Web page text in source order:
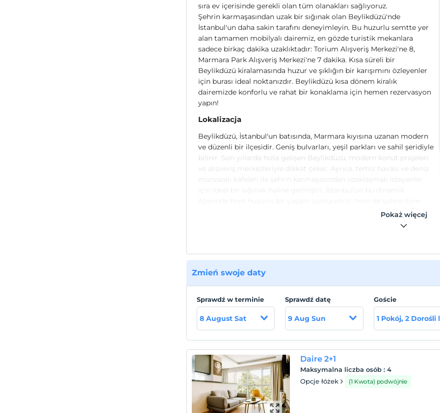
sıra ev içerisinde gerekli olan tüm olanakları sağlıyoruz.
Şehrin karmaşasından uzak bir sığınak olan Beylikdüzü'nde
İstanbul'un daha sakin tarafını deneyimleyin. Bu huzurlu semtte yer
alan tamamen mobilyalı dairemiz, en gözde turistik mekanlara
sadece birkaç dakika uzaklıktadır: Torium Alışveriş Merkezi'ne 8,
Marmara Park Alışveriş Merkezi'ne 7 dakika. Kısa süreli bir
Beylikdüzü kiralamasında huzur ve şıklığın bir karışımını özleyenler
için burası ideal noktanızdır. Beylikdüzü kısa dönem kiralık
dairemizde konforlu ve rahat bir konaklama için hemen rezervasyon
yapın!
Lokalizacja
Beylikdüzü, İstanbul'un batısında, Marmara kıyısına uzanan modern
ve düzenli bir ilçesidir. Geniş bulvarları, yeşil parkları ve sahil şeridiyle
bilinir. Son yıllarda hızla gelişen Beylikdüzü, modern konut projeleri
ve alışveriş merkezleriyle dikkat çeker. Ayrıca, temiz havası ve deniz
manzaralı kafeleri ile şehrin karmaşasından uzaklaşmak isteyenler
Pokaż więcej
Zmień swoje daty
Sprawdź w terminie
8 August Sat
Sprawdź datę
9 Aug Sun
Goście
1 Pokój, 2 Dorośli
Daire 2+1
Maksymalna liczba osób :4
Opcje łóżek
(1 Kwota) podwójnie